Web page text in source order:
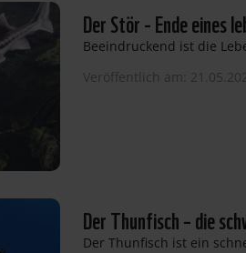
Der Stör - Ende eines
Beeindruckend ist die
Veröffentlich am:
Der Thunfisch – die
Der Thunfisch ist ein